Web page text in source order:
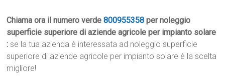
Chiama ora il numero verde800955358 per noleggio
superficie superiore di aziende agricole per impianto solare
: se la tua azienda è interessata ad noleggio superficie
superiore di aziende agricole per impianto solare è la scelta
migliore!